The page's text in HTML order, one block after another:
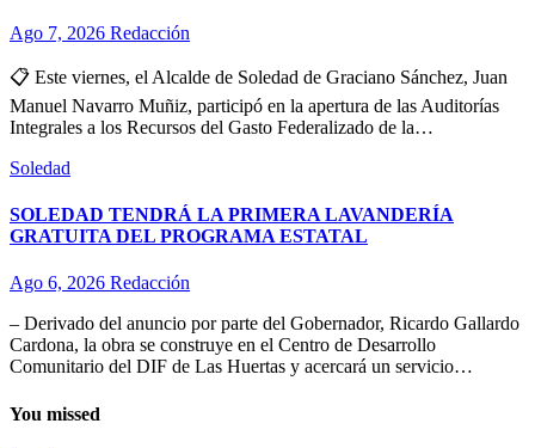
Ago 7, 2026 Redacción
📋 Este viernes, el Alcalde de Soledad de Graciano Sánchez, Juan
Manuel Navarro Muñiz, participó en la apertura de las Auditorías
Integrales a los Recursos del Gasto Federalizado de la…
Soledad
SOLEDAD TENDRÁ LA PRIMERA LAVANDERÍA
GRATUITA DEL PROGRAMA ESTATAL
Ago 6, 2026 Redacción
– Derivado del anuncio por parte del Gobernador, Ricardo Gallardo
Cardona, la obra se construye en el Centro de Desarrollo
Comunitario del DIF de Las Huertas y acercará un servicio…
You missed